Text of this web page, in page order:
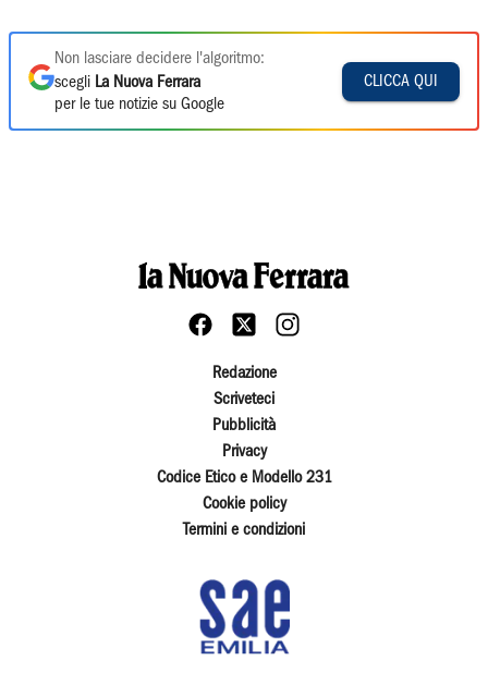
Non lasciare decidere l'algoritmo:
scegli La Nuova Ferrara
per le tue notizie su Google
CLICCA QUI
Redazione
Scriveteci
Pubblicità
Privacy
Codice Etico e Modello 231
Cookie policy
Termini e condizioni